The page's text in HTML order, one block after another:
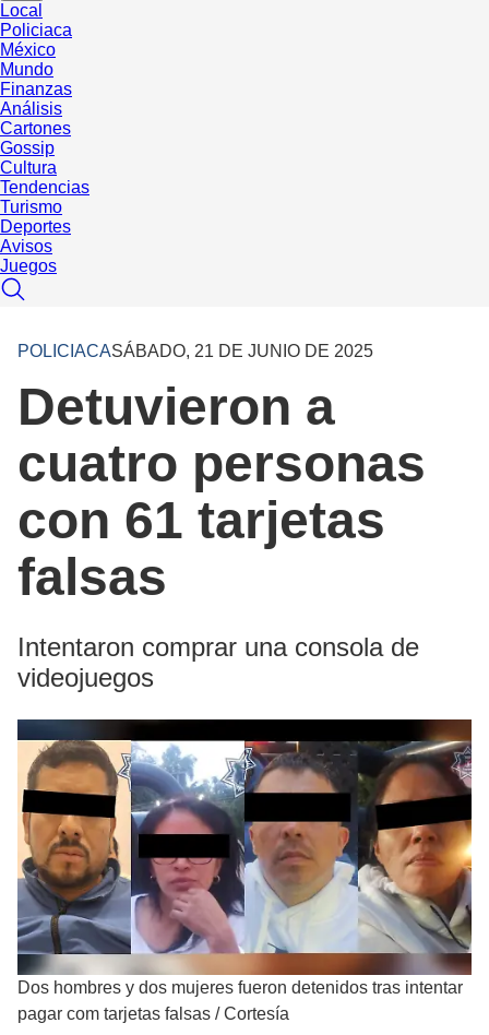
Local
Policiaca
México
Mundo
Finanzas
Análisis
Cartones
Gossip
Cultura
Tendencias
Turismo
Deportes
Avisos
Juegos
POLICIACASÁBADO, 21 DE JUNIO DE 2025
Detuvieron a
cuatro personas
con 61 tarjetas
falsas
Intentaron comprar una consola de
videojuegos
Dos hombres y dos mujeres fueron detenidos tras intentar
pagar com tarjetas falsas /Cortesía